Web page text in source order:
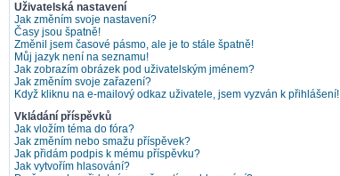
Uživatelská nastavení
Jak změním svoje nastavení?
Časy jsou špatně!
Změnil jsem časové pásmo, ale je to stále špatně!
Můj jazyk není na seznamu!
Jak zobrazím obrázek pod uživatelským jménem?
Jak změním svoje zařazení?
Když kliknu na e-mailový odkaz uživatele, jsem vyzván k přihlášení!
Vkládání příspěvků
Jak vložím téma do fóra?
Jak změním nebo smažu příspěvek?
Jak přidám podpis k mému příspěvku?
Jak vytvořím hlasování?